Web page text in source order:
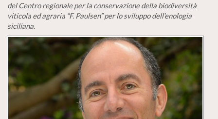
del Centro regionale per la conservazione della biodiversità
viticola ed agraria “F. Paulsen” per lo sviluppo dell’enologia
siciliana.